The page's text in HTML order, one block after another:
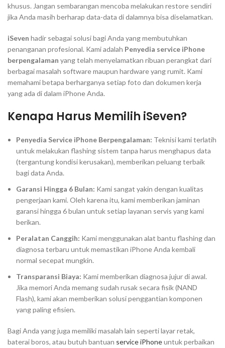
khusus. Jangan sembarangan mencoba melakukan restore sendiri
jika Anda masih berharap data-data di dalamnya bisa diselamatkan.
iSeven hadir sebagai solusi bagi Anda yang membutuhkan
penanganan profesional. Kami adalah Penyedia service iPhone
berpengalaman yang telah menyelamatkan ribuan perangkat dari
berbagai masalah software maupun hardware yang rumit. Kami
memahami betapa berharganya setiap foto dan dokumen kerja
yang ada di dalam iPhone Anda.
Kenapa Harus Memilih iSeven?
Penyedia Service iPhone Berpengalaman: Teknisi kami terlatih
untuk melakukan flashing sistem tanpa harus menghapus data
(tergantung kondisi kerusakan), memberikan peluang terbaik
bagi data Anda.
Garansi Hingga 6 Bulan: Kami sangat yakin dengan kualitas
pengerjaan kami. Oleh karena itu, kami memberikan jaminan
garansi hingga 6 bulan untuk setiap layanan servis yang kami
berikan.
Peralatan Canggih: Kami menggunakan alat bantu flashingdan
diagnosa terbaru untuk memastikan iPhone Anda kembali
normal secepat mungkin.
Transparansi Biaya: Kami memberikan diagnosa jujur di awal.
Jika memori Anda memang sudah rusak secara fisik (NAND
Flash), kami akan memberikan solusi penggantian komponen
yang paling efisien.
Bagi Anda yang juga memiliki masalah lain seperti layar retak,
baterai boros, atau butuh bantuan service iPhoneuntuk perbaikan